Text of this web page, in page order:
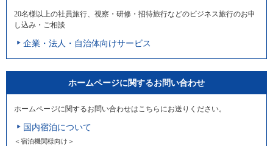
20名様以上の社員旅行、視察・研修・招待旅行などのビジネス旅行のお申
し込み・ご相談
企業・法人・自治体向けサービス
ホームページに関するお問い合わせ
ホームページに関するお問い合わせはこちらにお送りください。
国内宿泊について
＜宿泊機関様向け＞